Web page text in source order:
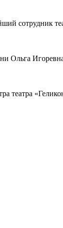
сотрудник
Ольга
театра